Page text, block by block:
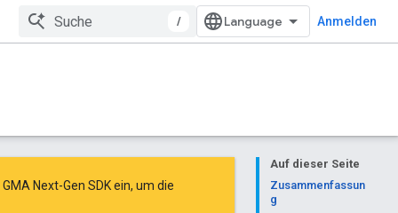
/ Anmelden
Auf dieser Seite
Zusammenfassun
g
Next-Gen SDK ein, um die